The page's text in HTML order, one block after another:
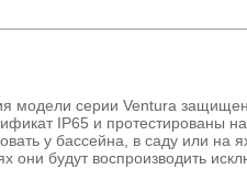
модели серии Ventura
IP65 и протестированы на
у бассейна, в саду или на
они будут воспроизводить